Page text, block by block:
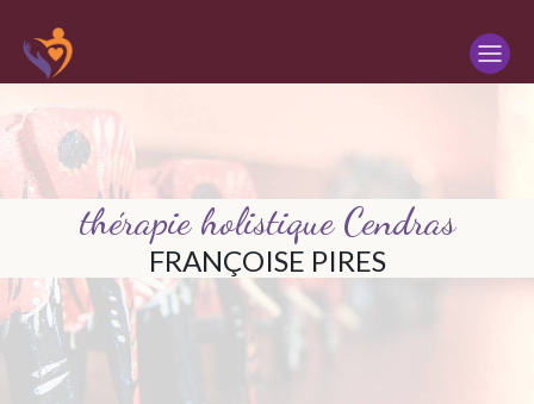
thérapie holistique Cendras
FRANÇOISE PIRES